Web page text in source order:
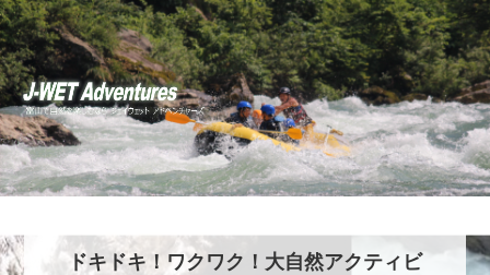
ドキドキ！ワクワク！大自然アクティビ